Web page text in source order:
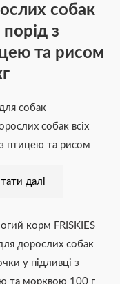
собак
порід з
та рисом
собак
собак всіх
птицею та рисом
далі